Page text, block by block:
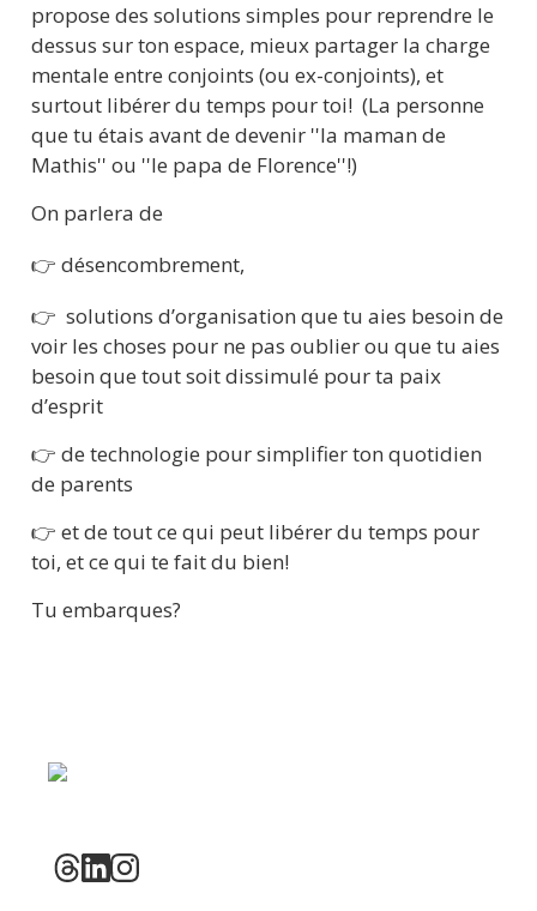
propose des solutions simples pour reprendre le
dessus sur ton espace, mieux partager la charge
mentale entre conjoints (ou ex-conjoints), et
surtout libérer du temps pour toi!  (La personne
que tu étais avant de devenir ''la maman de
Mathis'' ou ''le papa de Florence''!)
On parlera de
👉 désencombrement,
👉  solutions d’organisation que tu aies besoin de
voir les choses pour ne pas oublier ou que tu aies
besoin que tout soit dissimulé pour ta paix
d’esprit
👉 de technologie pour simplifier ton quotidien
de parents
👉 et de tout ce qui peut libérer du temps pour
toi, et ce qui te fait du bien!
Tu embarques?